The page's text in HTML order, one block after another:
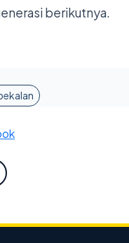
berikutnya.